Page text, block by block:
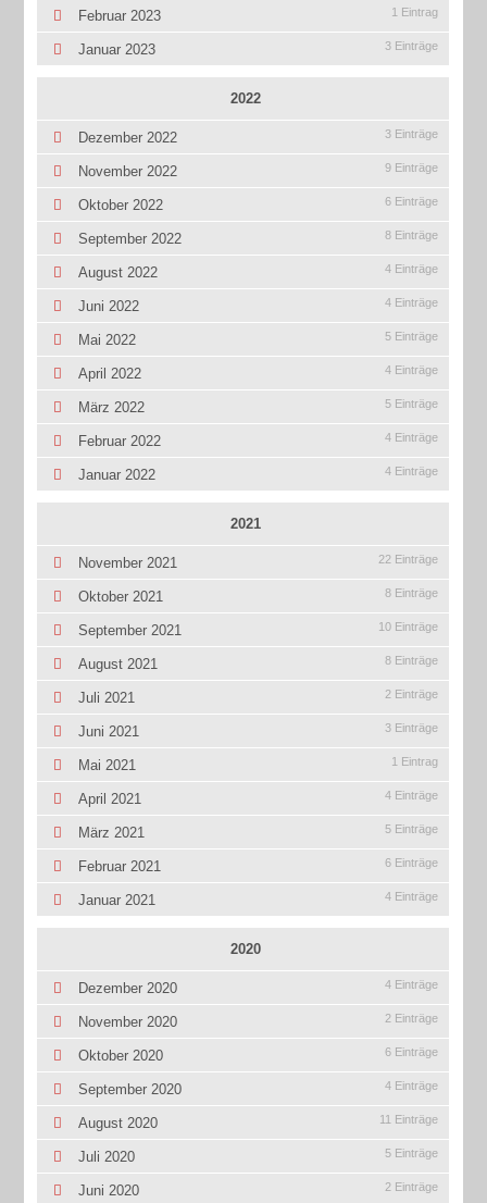
Februar 2023 1 Eintrag
Januar 2023 3 Einträge
2022
Dezember 2022 3 Einträge
November 2022 9 Einträge
Oktober 2022 6 Einträge
September 2022 8 Einträge
August 2022 4 Einträge
Juni 2022 4 Einträge
Mai 2022 5 Einträge
April 2022 4 Einträge
März 2022 5 Einträge
Februar 2022 4 Einträge
Januar 2022 4 Einträge
2021
November 2021 22 Einträge
Oktober 2021 8 Einträge
September 2021 10 Einträge
August 2021 8 Einträge
Juli 2021 2 Einträge
Juni 2021 3 Einträge
Mai 2021 1 Eintrag
April 2021 4 Einträge
März 2021 5 Einträge
Februar 2021 6 Einträge
Januar 2021 4 Einträge
2020
Dezember 2020 4 Einträge
November 2020 2 Einträge
Oktober 2020 6 Einträge
September 2020 4 Einträge
August 2020 11 Einträge
Juli 2020 5 Einträge
Juni 2020 2 Einträge